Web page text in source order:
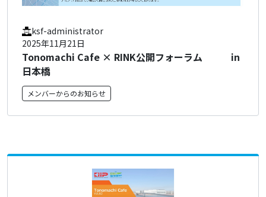
Tonomachi Cafe × RINK公開フォーラム in
日本橋
2025年11月21日
ksf-administrator
メンバーからのお知らせ